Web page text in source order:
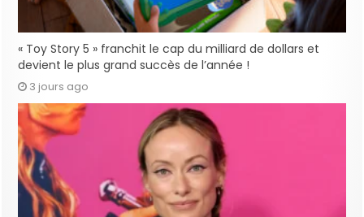
« Toy Story 5 » franchit le cap du milliard de dollars et
devient le plus grand succès de l’année !
3 jours ago